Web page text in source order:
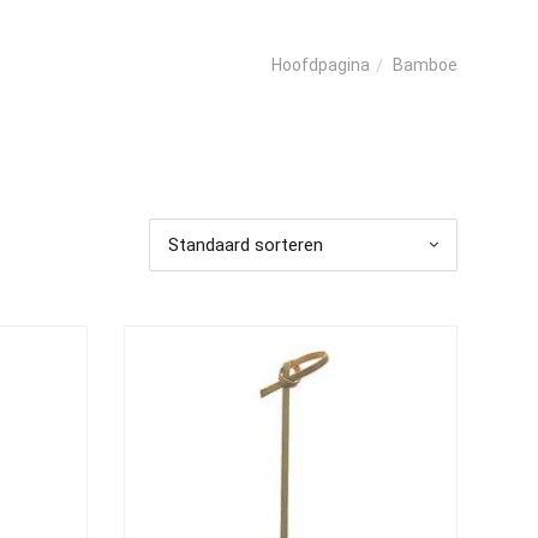
Hoofdpagina Bamboe
Standaard sorteren